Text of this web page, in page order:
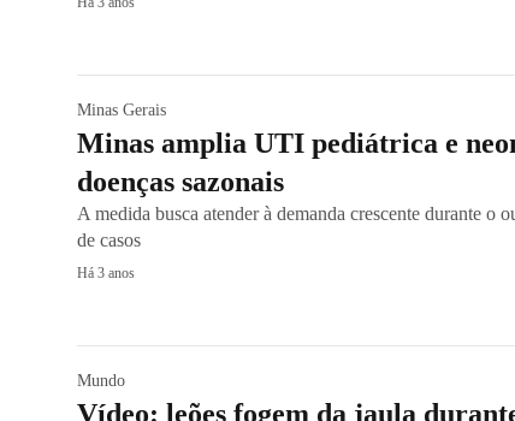
Minas Gerais
Minas amplia UTI pediátrica e
doenças sazonais
A medida busca atender à demanda crescente durante o
de casos
Há 3 anos
Mundo
Vídeo: leões fogem da jaula